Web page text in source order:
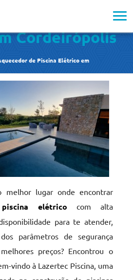
de Piscina
Cordeirópolis
de Piscina Elétrico em
melhor lugar onde encontrar
elétrico com alta
para te atender,
parâmetros de segurança
preços? Encontrou o
vindo à Lazertec Piscina, uma